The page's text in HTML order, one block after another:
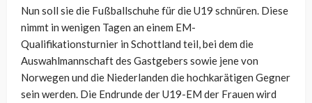
Nun soll sie die Fußballschuhe für die U19 schnüren. Diese
nimmt in wenigen Tagen an einem EM-
Qualifikationsturnier in Schottland teil, bei dem die
Auswahlmannschaft des Gastgebers sowie jene von
Norwegen und die Niederlanden die hochkarätigen Gegner
sein werden. Die Endrunde der U19-EM der Frauen wird